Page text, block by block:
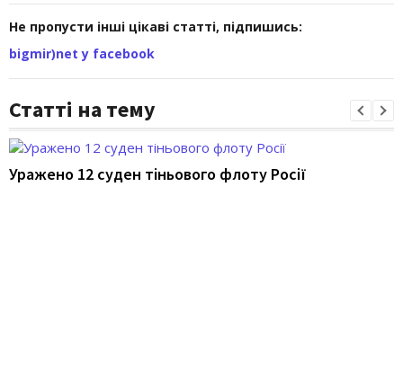
Не пропусти інші цікаві статті, підпишись:
bigmir)net у facebook
Статті на тему
Уражено 12 суден тіньового флоту Росії